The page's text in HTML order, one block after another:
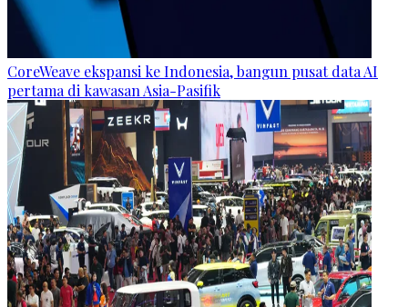
CoreWeave ekspansi ke Indonesia, bangun pusat data AI
pertama di kawasan Asia-Pasifik